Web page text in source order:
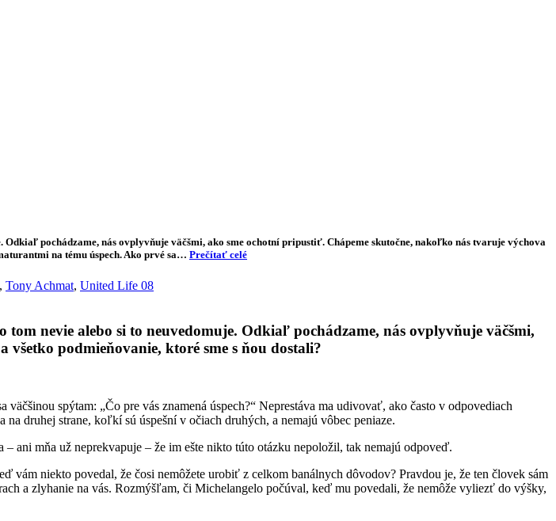
pochádzame, nás ovplyvňuje väčšmi, ako sme ochotní pripustiť. Chápeme skutočne, nakoľko nás tvaruje výchova
na tému úspech. Ako prvé sa… Prečítať celé
, Tony Achmat, United Life 08
nevie alebo si to neuvedomuje. Odkiaľ pochádzame, nás ovplyvňuje väčšmi,
podmieňovanie, ktoré sme s ňou dostali?
spýtam: „Čo pre vás znamená úspech?“ Neprestáva ma udivovať, ako často v odpovediach
druhej strane, koľkí sú úspešní v očiach druhých, a nemajú vôbec peniaze.
ani mňa už neprekvapuje – že im ešte nikto túto otázku nepoložil, tak nemajú odpoveď.
vám niekto povedal, že čosi nemôžete urobiť z celkom banálnych dôvodov? Pravdou je, že ten človek sám
a zlyhanie na vás. Rozmýšľam, či Michelangelo počúval, keď mu povedali, že nemôže vyliezť do výšky,